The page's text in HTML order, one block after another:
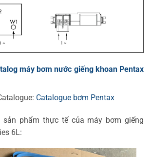
máy bơm nước giếng khoan Pentax
Catalogue bơm Pentax
phẩm thực tế của máy bơm giếng
6L: